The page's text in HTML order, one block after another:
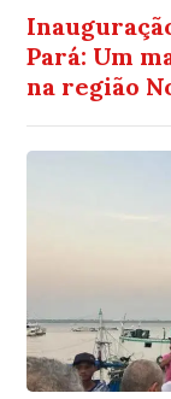
Pará: Um
na região